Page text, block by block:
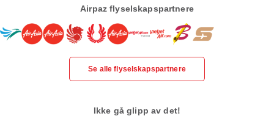
Airpaz flyselskapspartnere
Se alle flyselskapspartnere
Ikke gå glipp av det!